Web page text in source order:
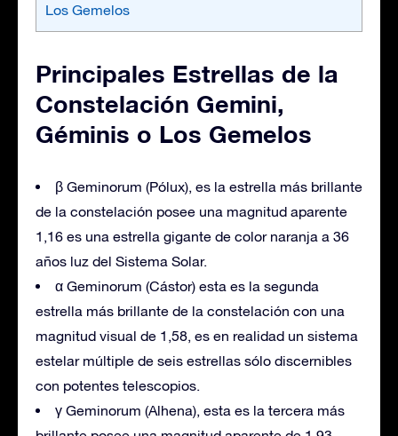
Los Gemelos
Principales Estrellas de la
Constelación Gemini,
Géminis o Los Gemelos
β Geminorum (Pólux), es la estrella más brillante
de la constelación posee una magnitud aparente
1,16 es una estrella gigante de color naranja a 36
años luz del Sistema Solar.
α Geminorum (Cástor) esta es la segunda
estrella más brillante de la constelación con una
magnitud visual de 1,58, es en realidad un sistema
estelar múltiple de seis estrellas sólo discernibles
con potentes telescopios.
γ Geminorum (Alhena), esta es la tercera más